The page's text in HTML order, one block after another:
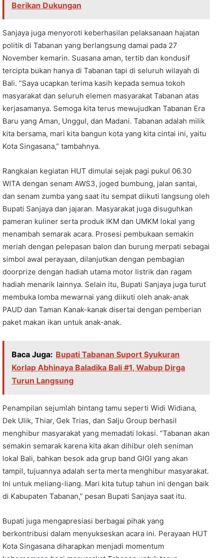
Berikan Dukungan
Sanjaya juga menyoroti keberhasilan pelaksanaan hajatan
politik di Tabanan yang berlangsung damai pada 27
November kemarin. Suasana aman, tertib dan kondusif
tercipta bukan hanya di Tabanan tapi di seluruh wilayah di
Bali. “Saya ucapkan terima kasih kepada semua tokoh
masyarakat dan seluruh elemen masyarakat Tabanan atas
kerjasamanya. Semoga kita terus mewujudkan Tabanan Era
Baru yang Aman, Unggul, dan Madani. Tabanan adalah milik
kita bersama, mari kita bangun kota yang kita cintai ini, yaitu
Kota Singasana,” tambahnya.
Rangkaian kegiatan HUT dimulai sejak pagi pukul 06.30
WITA dengan senam AWS3, joged bumbung, jalan santai,
dan senam zumba yang saat itu sempat diikuti langsung oleh
Bupati Sanjaya dan jajaran. Masyarakat juga disuguhkan
pameran kuliner serta produk IKM dan UMKM lokal yang
menambah semarak acara. Prosesi pembukaan semakin
meriah dengan pelepasan balon dan burung merpati sebagai
simbol awal perayaan, dilanjutkan dengan pembagian
doorprize dengan hadiah utama motor listrik dan ragam
hadiah menarik lainnya. Selain itu, Bupati Sanjaya juga turut
membuka lomba mewarnai yang diikuti oleh anak-anak
PAUD dan Taman Kanak-kanak disertai dengan pemberian
paket makan ikan untuk anak-anak.
Baca Juga: Bupati Tabanan Suport Syukuran
Korlap Abhinaya Baladika Bali #1, Wabup Dirga
Turun Langsung
Penampilan sejumlah bintang tamu seperti Widi Widiana,
Dek Ulik, Thiar, Gek Trias, dan Salju Group berhasil
menghibur masyarakat yang memadati lokasi. “Tabanan akan
semakin semarak karena kita akan dihibur oleh seniman
lokal Bali, bahkan besok ada grup band GIGI yang akan
tampil, tujuannya adalah serta merta menghibur masyarakat.
Ini untuk meliang-liang. Mari kita tutup tahun ini dengan baik
di Kabupaten Tabanan,” pesan Bupati Sanjaya saat itu.
Bupati juga mengapresiasi berbagai pihak yang
berkontribusi dalam menyukseskan acara ini. Perayaan HUT
Kota Singasana diharapkan menjadi momentum